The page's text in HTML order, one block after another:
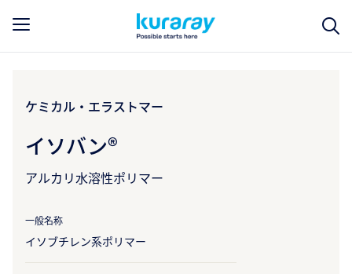
ケミカル・エラストマー
イソバン®
アルカリ水溶性ポリマー
一般名称
イソブチレン系ポリマー